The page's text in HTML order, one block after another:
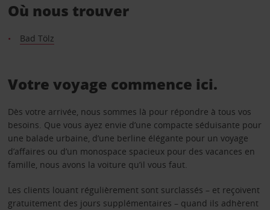
Où nous trouver
Bad Tölz
Votre voyage commence ici.
Dès votre arrivée, nous sommes là pour répondre à tous vos
besoins. Que vous ayez envie d’une compacte séduisante pour
une balade urbaine, d’une berline élégante pour un voyage
d’affaires ou d’un monospace spacieux pour des vacances en
famille, nous avons la voiture qu’il vous faut.
Les clients louant régulièrement sont surclassés – et reçoivent
gratuitement des jours supplémentaires – quand ils adhèrent